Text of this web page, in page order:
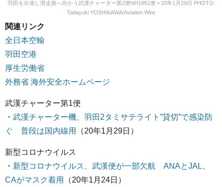
羽田を出発し滑走路へ向かう武漢チャーター第2便NH1951便＝20年1月29日 PHOTO:
Tadayuki YOSHIKAWA/Aviation Wire
関連リンク
全日本空輸
羽田空港
厚生労働省
外務省 海外安全ホームページ
武漢チャーター第1便
・ 武漢チャーター機、羽田2タミサテライト”貸切”で感染防
ぐ 普段は国内線用
（20年1月29日）
新型コロナウイルス
・ 新型コロナウイルス、武漢便が一部欠航 ANAとJAL、
CAがマスク着用
（20年1月24日）